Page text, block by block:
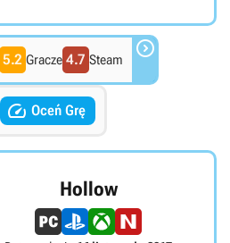
5.2 Gracze 4.7 Steam 
 Oceń Grę
Hollow